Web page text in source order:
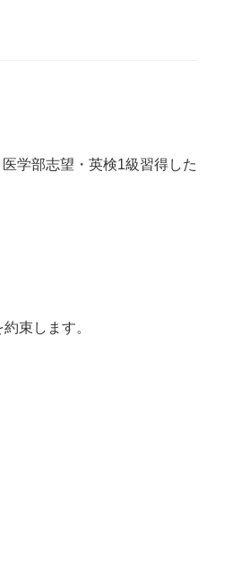
学部志望・英検1級習得した
束します。